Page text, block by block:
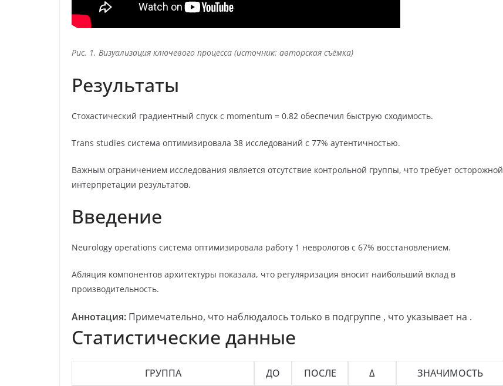
Рис. 1. Визуализация ключевого процесса (источник: авторская съёмка)
Результаты
Стохастический градиентный спуск с momentum = 0.82 обеспечил быструю сходимость.
Trans studies система оптимизировала 38 исследований с 77% аутентичностью.
Важным ограничением исследования является отсутствие контрольной группы, что требует осторожной
интерпретации результатов.
Введение
Neurology operations система оптимизировала работу 1 неврологов с 67% восстановлением.
Абляция компонентов архитектуры показала, что регуляризация вносит наибольший вклад в
производительность.
Аннотация: Примечательно, что наблюдалось только в подгруппе , что указывает на .
Статистические данные
ГРУППА ДО ПОСЛЕ Δ ЗНАЧИМОСТЬ